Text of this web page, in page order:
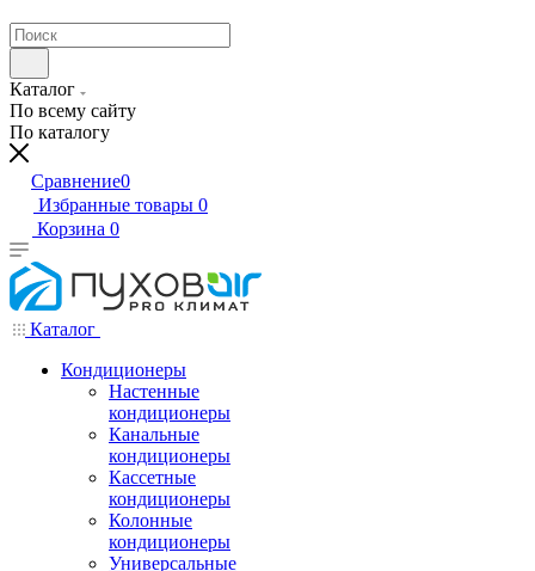
Каталог
По всему сайту
По каталогу
Сравнение0
Избранные товары 0
Корзина 0
Каталог
Кондиционеры
Настенные
кондиционеры
Канальные
кондиционеры
Кассетные
кондиционеры
Колонные
кондиционеры
Универсальные